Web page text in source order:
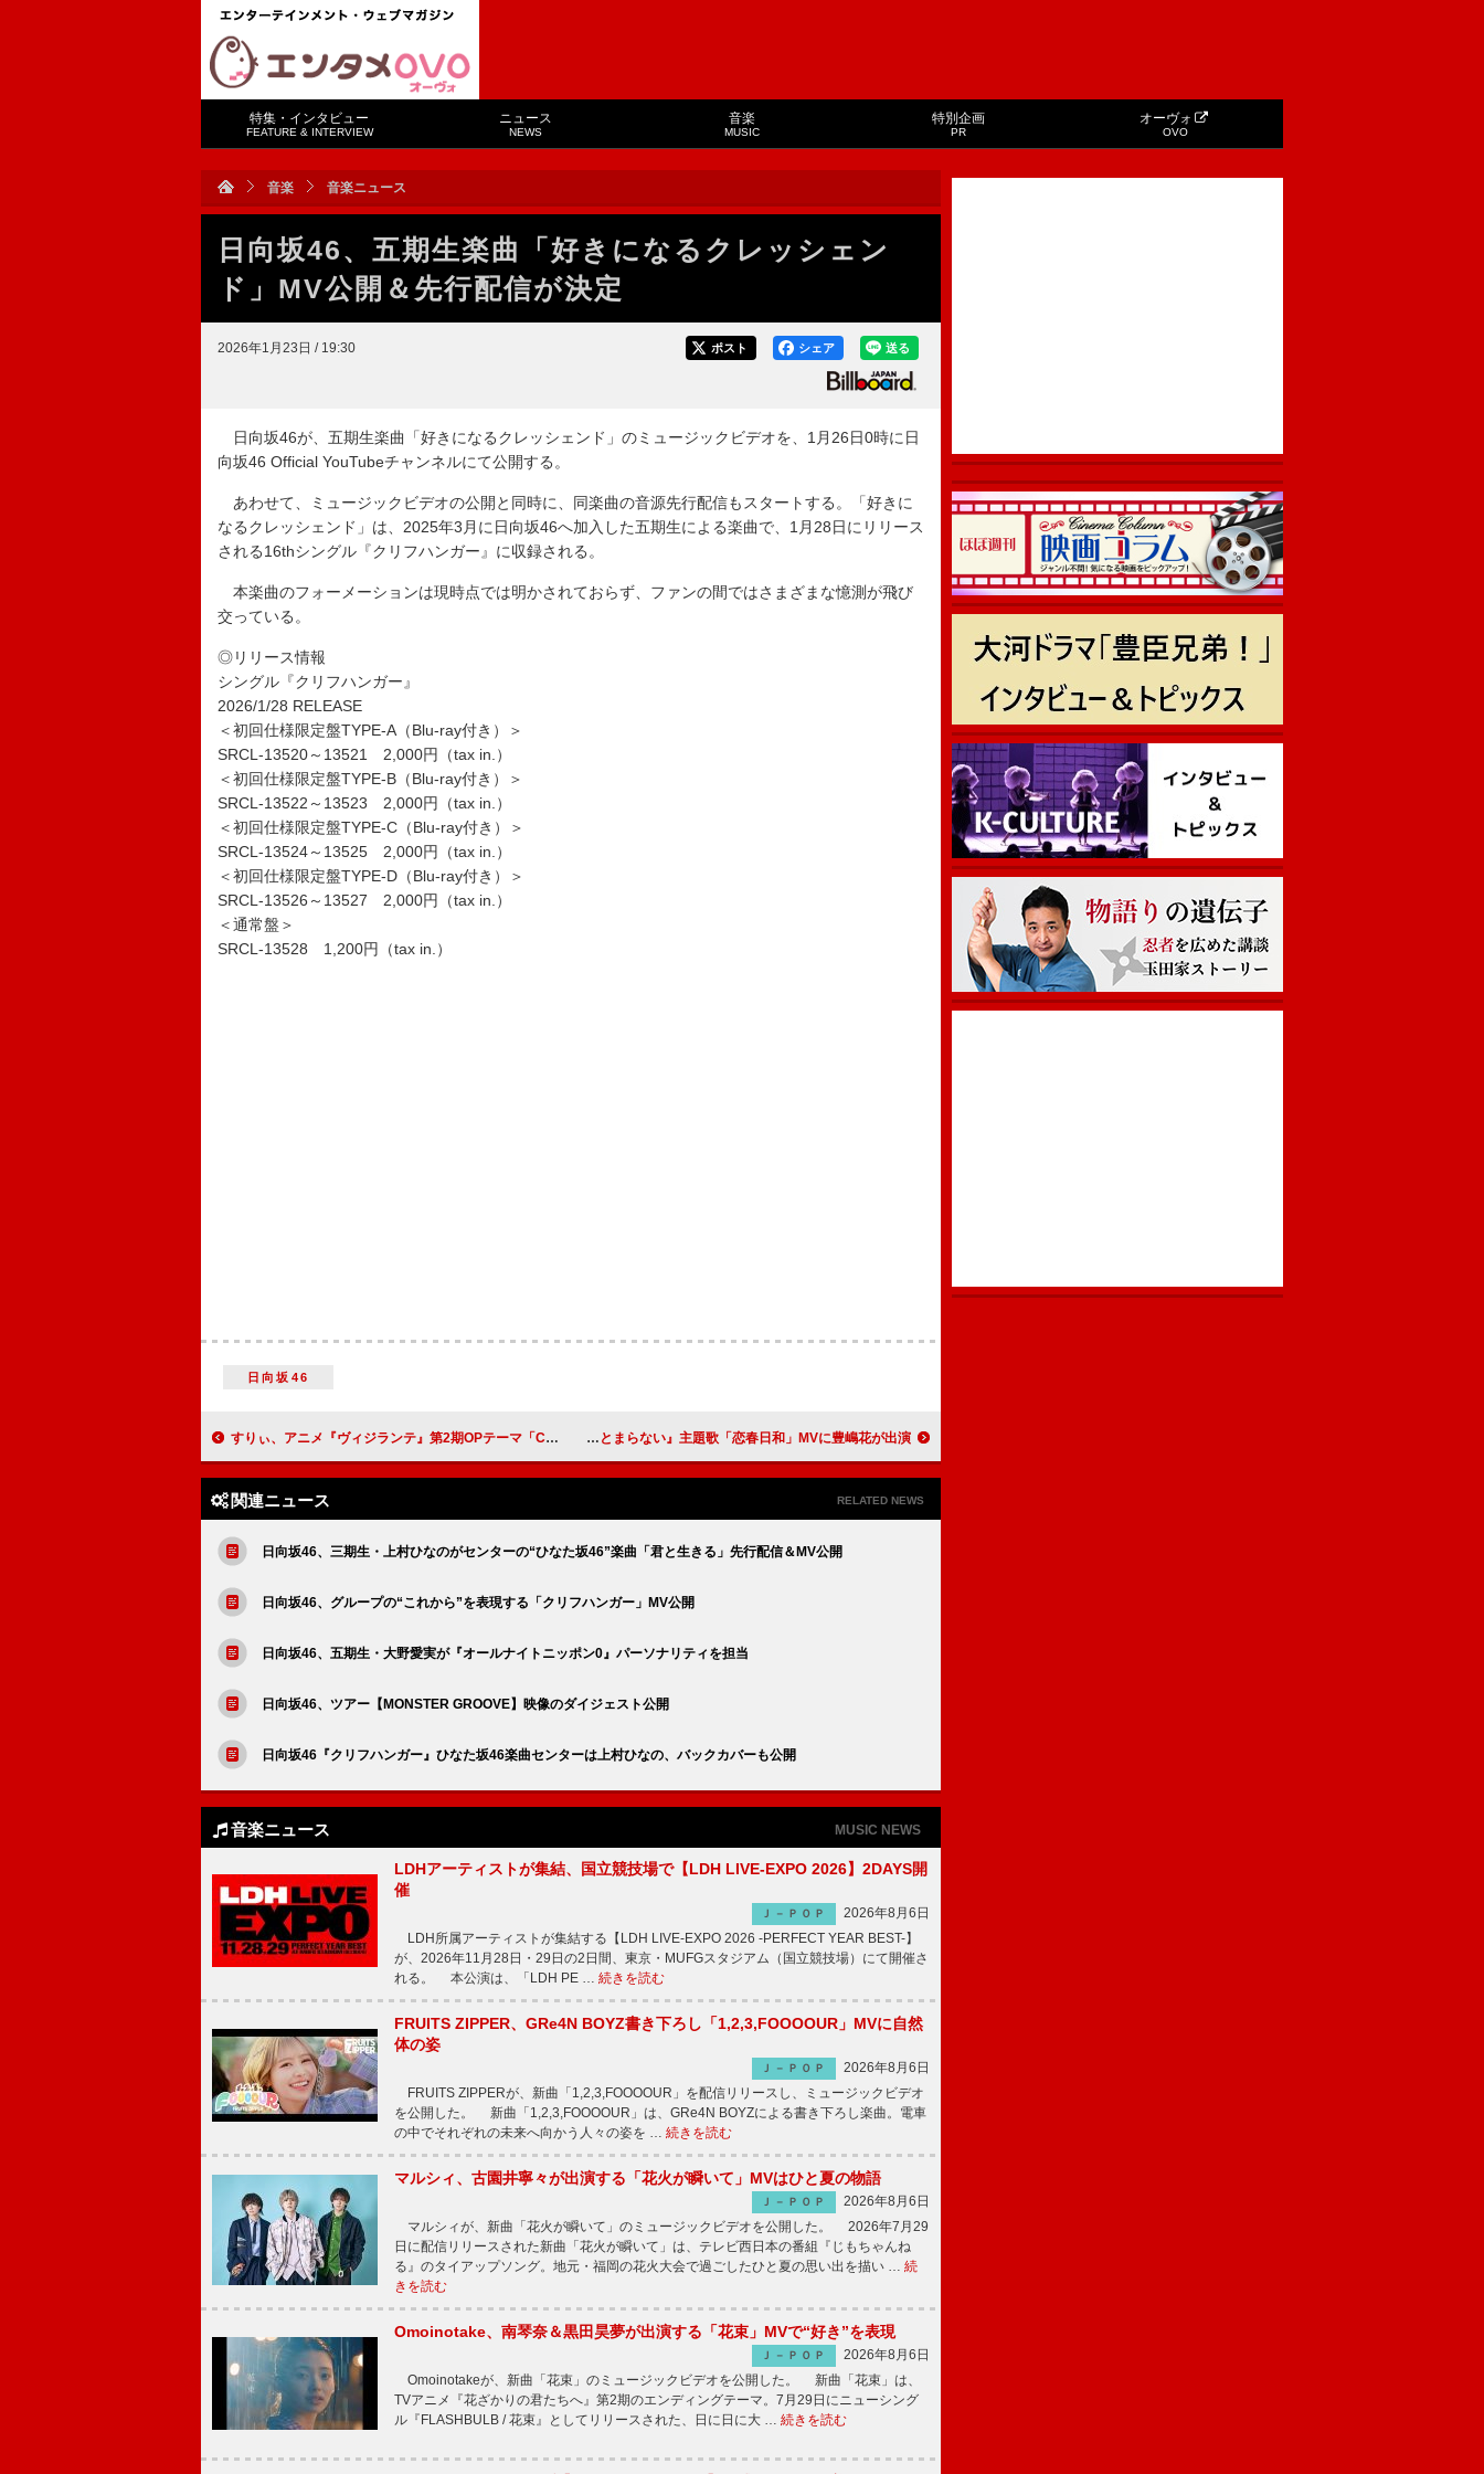
特集・インタビュー
FEATURE & INTERVIEW
ニュース
NEWS
音楽
MUSIC
特別企画
PR
オーヴォ
OVO
音楽 音楽ニュース
日向坂46、五期生楽曲「好きになるクレッシェン
ド」MV公開＆先行配信が決定
2026年1月23日 / 19:30 送る
シェア
ポスト
日向坂46が、五期生楽曲「好きになるクレッシェンド」のミュージックビデオを、1月26日0時に日
向坂46 Official YouTubeチャンネルにて公開する。
あわせて、ミュージックビデオの公開と同時に、同楽曲の音源先行配信もスタートする。「好きに
なるクレッシェンド」は、2025年3月に日向坂46へ加入した五期生による楽曲で、1月28日にリリース
される16thシングル『クリフハンガー』に収録される。
本楽曲のフォーメーションは現時点では明かされておらず、ファンの間ではさまざまな憶測が飛び
交っている。
◎リリース情報
シングル『クリフハンガー』
2026/1/28 RELEASE
＜初回仕様限定盤TYPE-A（Blu-ray付き）＞
SRCL-13520～13521 2,000円（tax in.）
＜初回仕様限定盤TYPE-B（Blu-ray付き）＞
SRCL-13522～13523 2,000円（tax in.）
＜初回仕様限定盤TYPE-C（Blu-ray付き）＞
SRCL-13524～13525 2,000円（tax in.）
＜初回仕様限定盤TYPE-D（Blu-ray付き）＞
SRCL-13526～13527 2,000円（tax in.）
＜通常盤＞
SRCL-13528 1,200円（tax in.）
日向坂46
すりぃ、アニメ『ヴィジランテ』第2期OPテーマ「CATCH!!!」MV公開＆CDパッケージ詳細解禁 Sakurashimeji、ドラマ『黒崎さんの一途な愛がとまらない』主題歌「恋春日和」MVに豊嶋花が出演
関連ニュース RELATED NEWS
日向坂46、三期生・上村ひなのがセンターの“ひなた坂46”楽曲「君と生きる」先行配信＆MV公開
日向坂46、グループの“これから”を表現する「クリフハンガー」MV公開
日向坂46、五期生・大野愛実が『オールナイトニッポン0』パーソナリティを担当
日向坂46、ツアー【MONSTER GROOVE】映像のダイジェスト公開
日向坂46『クリフハンガー』ひなた坂46楽曲センターは上村ひなの、バックカバーも公開
音楽ニュース MUSIC NEWS
LDHアーティストが集結、国立競技場で【LDH LIVE-EXPO 2026】2DAYS開
催
Ｊ－ＰＯＰ
2026年8月6日
LDH所属アーティストが集結する【LDH LIVE-EXPO 2026 -PERFECT YEAR BEST-】
が、2026年11月28日・29日の2日間、東京・MUFGスタジアム（国立競技場）にて開催さ
れる。 本公演は、「LDH PE … 続きを読む
FRUITS ZIPPER、GRe4N BOYZ書き下ろし「1,2,3,FOOOOUR」MVに自然
体の姿
Ｊ－ＰＯＰ
2026年8月6日
FRUITS ZIPPERが、新曲「1,2,3,FOOOOUR」を配信リリースし、ミュージックビデオ
を公開した。 新曲「1,2,3,FOOOOUR」は、GRe4N BOYZによる書き下ろし楽曲。電車
の中でそれぞれの未来へ向かう人々の姿を … 続きを読む
マルシィ、古園井寧々が出演する「花火が瞬いて」MVはひと夏の物語
Ｊ－ＰＯＰ
2026年8月6日
マルシィが、新曲「花火が瞬いて」のミュージックビデオを公開した。 2026年7月29
日に配信リリースされた新曲「花火が瞬いて」は、テレビ西日本の番組『じもちゃんね
る』のタイアップソング。地元・福岡の花火大会で過ごしたひと夏の思い出を描い … 続
きを読む
Omoinotake、南琴奈＆黒田昊夢が出演する「花束」MVで“好き”を表現
Ｊ－ＰＯＰ
2026年8月6日
Omoinotakeが、新曲「花束」のミュージックビデオを公開した。 新曲「花束」は、
TVアニメ『花ざかりの君たちへ』第2期のエンディングテーマ。7月29日にニューシング
ル『FLASHBULB / 花束』としてリリースされた、日に日に大 … 続きを読む